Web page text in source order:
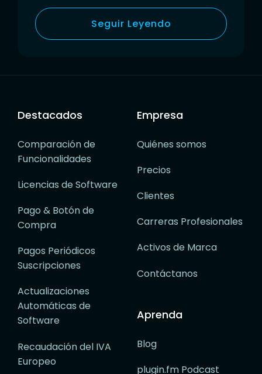
Seguir Leyendo
Destacados
Comparación de
Funcionalidades
Licencias de Software
Pago & Botón de
Compra
Pagos Periódicos
Suscripciones
Actualizaciones
Automáticas de
Software
Recaudación del IVA
Europeo
Empresa
Quiénes somos
Precios
Clientes
Carreras Profesionales
Activos de Marca
Contáctanos
Aprenda
Blog
plugin.fm Podcast